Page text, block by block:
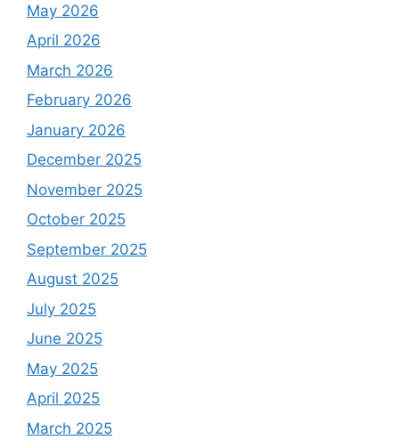
May 2026
April 2026
March 2026
February 2026
January 2026
December 2025
November 2025
October 2025
September 2025
August 2025
July 2025
June 2025
May 2025
April 2025
March 2025